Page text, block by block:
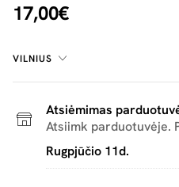
17,00€
VILNIUS
Atsiėmimas
Atsiimk parduotuvėje.
Rugpjūčio 11d.